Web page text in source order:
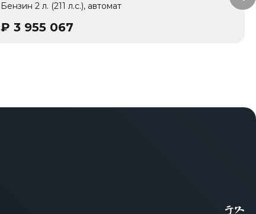
Бензин 2 л. (211 л.с.), автомат
₽ 3 955 067